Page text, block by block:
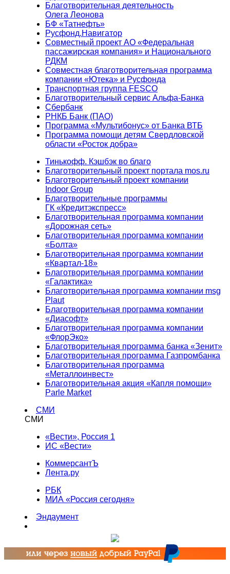
Благотворительная деятельность
Олега Леонова
БФ «Татнефть»
Русфонд.Навигатор
Совместный проект АО «Федеральная
пассажирская компания» и Национального
РДКМ
Совместная благотворительная программа
компании «Ютека» и Русфонда
Транспортная группа FESCO
Благотворительный сервис Альфа-Банка
Сбербанк
РНКБ Банк (ПАО)
Программа «Мультибонус» от Банка ВТБ
Программа помощи детям Свердловской
области «Росток добра»
Тинькофф. Кэшбэк во благо
Благотворительный проект портала mos.ru
Благотворительный проект компании
Indoor Group
Благотворительные программы
ГК «Кредитэкспресс»
Благотворительная программа компании
«Дорожная сеть»
Благотворительная программа компании
«Болта»
Благотворительная программа компании
«Квартал-18»
Благотворительная программа компании
«Галактика»
Благотворительная программа компании msg
Plaut
Благотворительная программа компании
«Диасофт»
Благотворительная программа компании
«ФлорЭко»
Благотворительная программа банка «Зенит»
Благотворительная программа Газпромбанка
Благотворительная программа
«Металлоинвест»
Благотворительная акция «Капля помощи»
Parle Market
СМИ
СМИ
«Вести», Россия 1
ИС «Вести»
КоммерсантЪ
Лента.ру
РБК
МИА «Россия сегодня»
Эндаумент